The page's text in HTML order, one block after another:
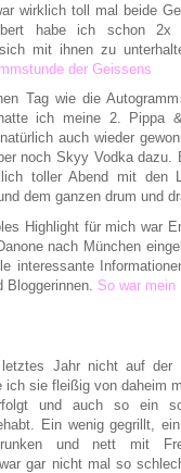
wirklich toll mal beide
habe ich schon 2x
mit ihnen zu
der Geissens
Tag wie die
ich meine 2. Pippa
auch wieder
noch Skyy Vodka dazu.
toller Abend mit den
dem ganzen drum und
Highlight für mich war
nach München
interessante
Bloggerinnen. So war mein
Jahr nicht auf der
ich sie fleißig von daheim
und auch so ein
Ein wenig gegrillt,
und nett mit
gar nicht mal so